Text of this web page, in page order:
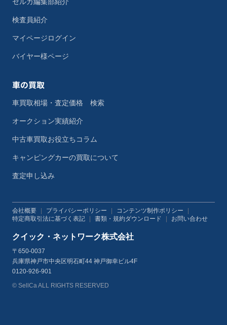
セルカ編集部紹介
検査員紹介
マイページログイン
バイヤー様ページ
車の買取
車買取相場・査定価格 検索
オークション実績紹介
中古車買取お役立ちコラム
キャンピングカーの買取について
査定申し込み
会社概要 プライバシーポリシー コンテンツ制作ポリシー
特定商取引法に基づく表記
書類・規約ダウンロード お問い合わせ
クイック・ネットワーク株式会社
〒650-0037
兵庫県神戸市中央区明石町44 神戸御幸ビル4F
0120-926-901
© SellCa ALL RIGHTS RESERVED